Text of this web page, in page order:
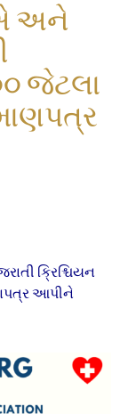
અને
જેટલા
ક્રિશ્ચિયન
આપીને